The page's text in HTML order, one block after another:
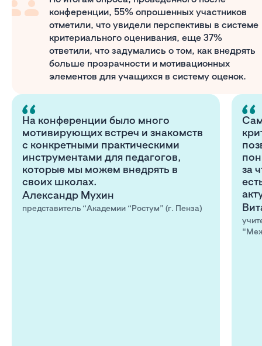
конференции, 55% опрошенных участников
отметили, что увидели перспективы в системе
критериального оценивания, еще 37%
ответили, что задумались о том, как внедрять
больше прозрачности и мотивационных
элементов для учащихся в систему оценок.
На конференции было много
мотивирующих встреч и знакомств
с конкретными практическими
инструментами для педагогов,
которые мы можем внедрять в
своих школах.
Александр Мухин
представитель “Академии “Ростум” (г. Пенза)
за